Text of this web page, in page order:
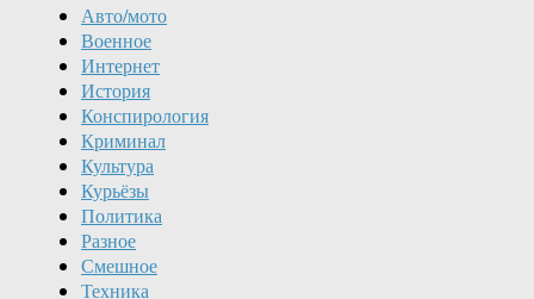
Авто/мото
Военное
Интернет
История
Конспирология
Криминал
Культура
Курьёзы
Политика
Разное
Смешное
Техника